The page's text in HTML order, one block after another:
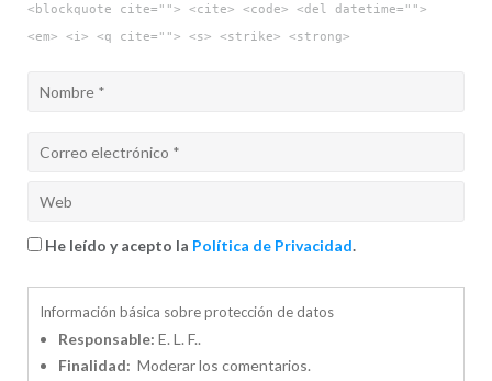
<blockquote cite=""> <cite> <code> <del datetime="">
<em> <i> <q cite=""> <s> <strike> <strong>
He leído y acepto la Política de Privacidad.
Información básica sobre protección de datos
Responsable: E. L. F..
Finalidad: Moderar los comentarios.